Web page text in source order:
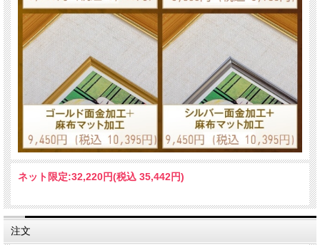
ネット限定:32,220円(税込 35,442円)
注文